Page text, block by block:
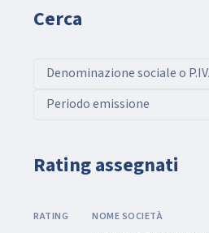
Cerca
Denominazione sociale o
Periodo emissione
Rating assegnati
RATING
NOME SOCIETÀ